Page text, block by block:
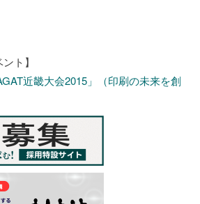
ト】
近畿大会2015」（印刷の未来を創